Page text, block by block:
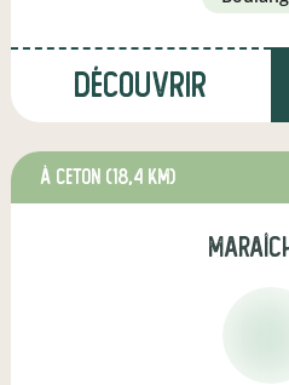
Découvrir
à Ceton (18,4 km)